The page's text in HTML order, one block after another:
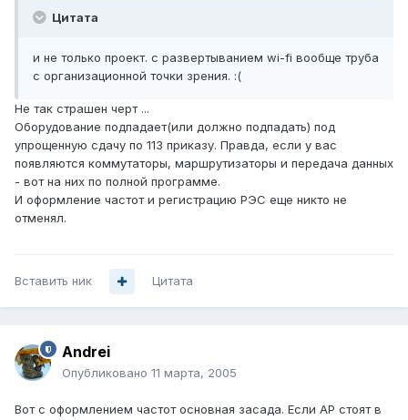
Цитата
и не только проект. с развертыванием wi-fi вообще труба
с организационной точки зрения. :(
Не так страшен черт ...
Оборудование подпадает(или должно подпадать) под
упрощенную сдачу по 113 приказу. Правда, если у вас
появляются коммутаторы, маршрутизаторы и передача данных
- вот на них по полной программе.
И оформление частот и регистрацию РЭС еще никто не
отменял.
Вставить ник Цитата
Andrei
Опубликовано 11 марта, 2005
Вот с оформлением частот основная засада. Если AP стоят в